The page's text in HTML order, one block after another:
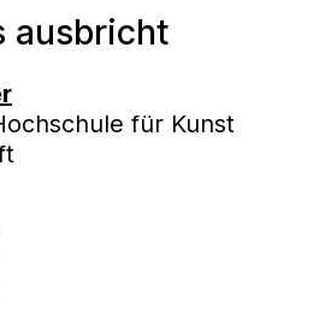
ausbricht
für Kunst